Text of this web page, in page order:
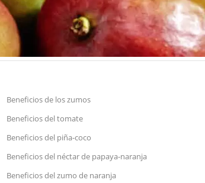
Beneficios de los zumos
Beneficios del tomate
Beneficios del piña-coco
Beneficios del néctar de papaya-naranja
Beneficios del zumo de naranja